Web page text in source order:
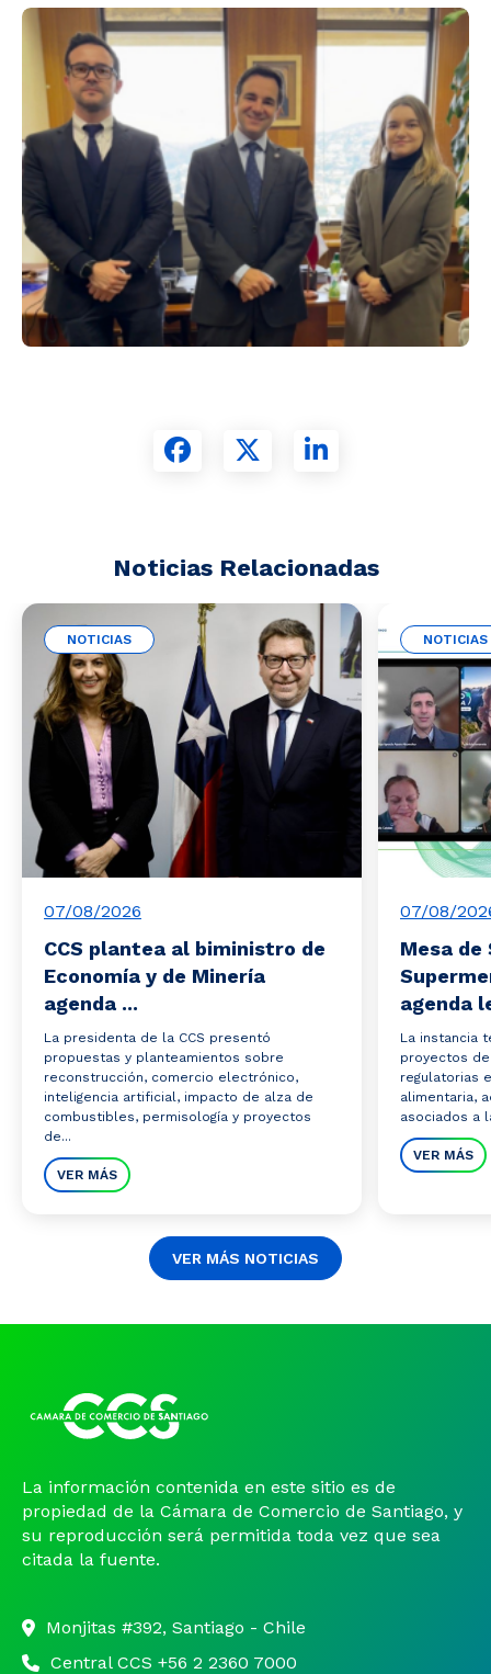
Noticias Relacionadas
NOTICIAS
07/08/2026
CCS plantea al biministro de
Economía y de Minería
agenda ...
La presidenta de la CCS presentó
propuestas y planteamientos sobre
reconstrucción, comercio electrónico,
inteligencia artificial, impacto de alza de
combustibles, permisología y proyectos
de...
VER MÁS
NOTICIAS
07/08/
Mesa de
agenda
La instancia
proyectos
regulatorias
alimentaria,
asociados a
VER MÁS
VER MÁS NOTICIAS
La información contenida en este sitio es de
propiedad de la Cámara de Comercio de Santiago, y
su reproducción será permitida toda vez que sea
citada la fuente.
Monjitas #392, Santiago - Chile
Central CCS +56 2 2360 7000